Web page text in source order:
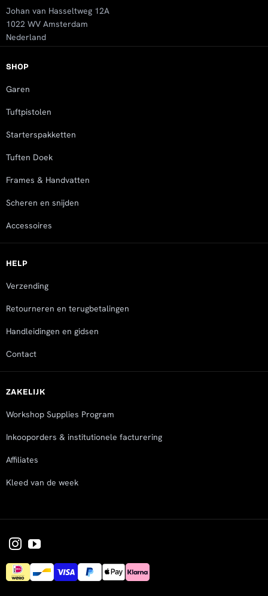
SHOP
Garen
Tuftpistolen
Starterspakketten
Tuften Doek
Frames & Handvatten
Scheren en snijden
Accessoires
HELP
Verzending
Retourneren en terugbetalingen
Handleidingen en gidsen
Contact
ZAKELIJK
Workshop Supplies Program
Inkooporders & institutionele facturering
Affiliates
Kleed van de week
Johan van Hasseltweg 12A
1022 WV Amsterdam
Nederland